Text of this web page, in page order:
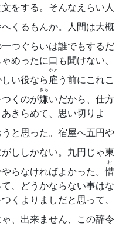
をする。そんなえらい人
くるもんか。人間は大概
つぐらいは誰でもするだ
めったに口も聞けない、
い役なら雇
やと
う前にこれこ
つくのが嫌
きら
いだから、仕方
きらめて、思い切りよ
と思った。宿屋へ五円や
ししかない。九円じゃ東
らなければよかった。惜
お
、どうかならない事はな
くよりましだと思って、
、出来ません、この辞令